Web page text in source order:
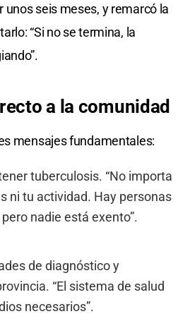
unos seis meses, y remarcó la
“Si no se termina, la
a la comunidad
mensajes fundamentales:
tuberculosis. “No importa
ni tu actividad. Hay personas
nadie está exento”.
de diagnóstico y
“El sistema de salud
necesarios”.